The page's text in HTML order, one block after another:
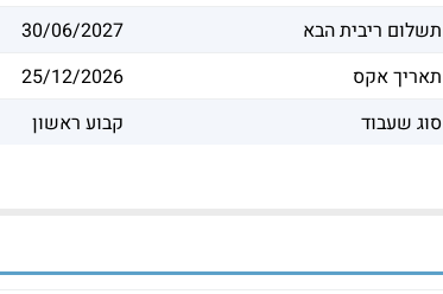
תשלום ריבית הבא
30/06/2027
תאריך אקס
25/12/2026
סוג שעבוד
קבוע ראשון